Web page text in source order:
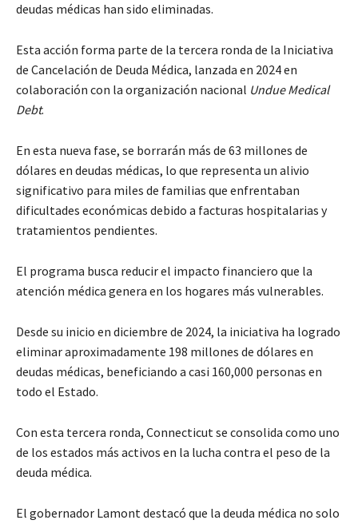
deudas médicas han sido eliminadas.
Esta acción forma parte de la tercera ronda de la Iniciativa
de Cancelación de Deuda Médica, lanzada en 2024 en
colaboración con la organización nacional Undue Medical
Debt.
En esta nueva fase, se borrarán más de 63 millones de
dólares en deudas médicas, lo que representa un alivio
significativo para miles de familias que enfrentaban
dificultades económicas debido a facturas hospitalarias y
tratamientos pendientes.
El programa busca reducir el impacto financiero que la
atención médica genera en los hogares más vulnerables.
Desde su inicio en diciembre de 2024, la iniciativa ha logrado
eliminar aproximadamente 198 millones de dólares en
deudas médicas, beneficiando a casi 160,000 personas en
todo el Estado.
Con esta tercera ronda, Connecticut se consolida como uno
de los estados más activos en la lucha contra el peso de la
deuda médica.
El gobernador Lamont destacó que la deuda médica no solo